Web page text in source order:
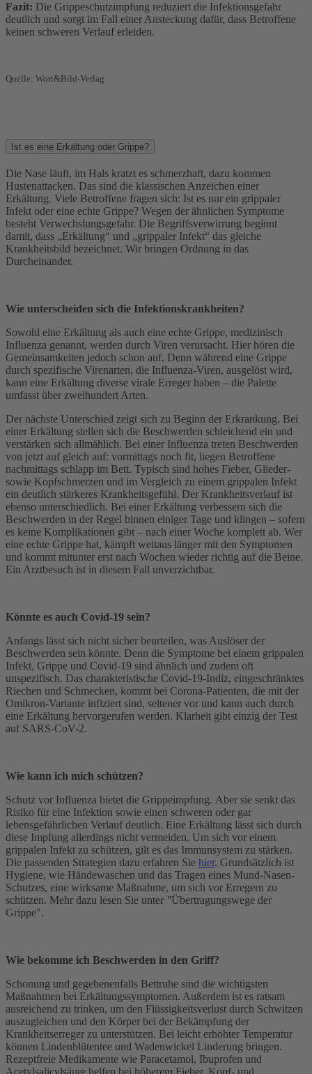
Fazit: Die Grippeschutzimpfung reduziert die Infektionsgefahr
deutlich und sorgt im Fall einer Ansteckung dafür, dass Betroffene
keinen schweren Verlauf erleiden.
Quelle: Wort&Bild-Verlag
Ist es eine Erkältung oder Grippe?
Die Nase läuft, im Hals kratzt es schmerzhaft, dazu kommen
Hustenattacken. Das sind die klassischen Anzeichen einer
Erkältung. Viele Betroffene fragen sich: Ist es nur ein grippaler
Infekt oder eine echte Grippe? Wegen der ähnlichen Symptome
besteht Verwechslungsgefahr. Die Begriffsverwirrung beginnt
damit, dass „Erkältung“ und „grippaler Infekt“ das gleiche
Krankheitsbild bezeichnet. Wir bringen Ordnung in das
Durcheinander.
Wie unterscheiden sich die Infektionskrankheiten?
Sowohl eine Erkältung als auch eine echte Grippe, medizinisch
Influenza genannt, werden durch Viren verursacht. Hier hören die
Gemeinsamkeiten jedoch schon auf. Denn während eine Grippe
durch spezifische Virenarten, die Influenza-Viren, ausgelöst wird,
kann eine Erkältung diverse virale Erreger haben – die Palette
umfasst über zweihundert Arten.
Der nächste Unterschied zeigt sich zu Beginn der Erkrankung. Bei
einer Erkältung stellen sich die Beschwerden schleichend ein und
verstärken sich allmählich. Bei einer Influenza treten Beschwerden
von jetzt auf gleich auf: vormittags noch fit, liegen Betroffene
nachmittags schlapp im Bett. Typisch sind hohes Fieber, Glieder-
sowie Kopfschmerzen und im Vergleich zu einem grippalen Infekt
ein deutlich stärkeres Krankheitsgefühl. Der Krankheitsverlauf ist
ebenso unterschiedlich. Bei einer Erkältung verbessern sich die
Beschwerden in der Regel binnen einiger Tage und klingen – sofern
es keine Komplikationen gibt – nach einer Woche komplett ab. Wer
eine echte Grippe hat, kämpft weitaus länger mit den Symptomen
und kommt mitunter erst nach Wochen wieder richtig auf die Beine.
Ein Arztbesuch ist in diesem Fall unverzichtbar.
Könnte es auch Covid-19 sein?
Anfangs lässt sich nicht sicher beurteilen, was Auslöser der
Beschwerden sein könnte. Denn die Symptome bei einem grippalen
Infekt, Grippe und Covid-19 sind ähnlich und zudem oft
unspezifisch. Das charakteristische Covid-19-Indiz, eingeschränktes
Riechen und Schmecken, kommt bei Corona-Patienten, die mit der
Omikron-Variante infiziert sind, seltener vor und kann auch durch
eine Erkältung hervorgerufen werden. Klarheit gibt einzig der Test
auf SARS-CoV-2.
Wie kann ich mich schützen?
Schutz vor Influenza bietet die Grippeimpfung. Aber sie senkt das
Risiko für eine Infektion sowie einen schweren oder gar
lebensgefährlichen Verlauf deutlich. Eine Erkältung lässt sich durch
diese Impfung allerdings nicht vermeiden. Um sich vor einem
grippalen Infekt zu schützen, gilt es das Immunsystem zu stärken.
Die passenden Strategien dazu erfahren Sie hier. Grundsätzlich ist
Hygiene, wie Händewaschen und das Tragen eines Mund-Nasen-
Schutzes, eine wirksame Maßnahme, um sich vor Erregern zu
schützen. Mehr dazu lesen Sie unter "Übertragungswege der
Grippe".
Wie bekomme ich Beschwerden in den Griff?
Schonung und gegebenenfalls Bettruhe sind die wichtigsten
Maßnahmen bei Erkältungssymptomen. Außerdem ist es ratsam
ausreichend zu trinken, um den Flüssigkeitsverlust durch Schwitzen
auszugleichen und den Körper bei der Bekämpfung der
Krankheitserreger zu unterstützen. Bei leicht erhöhter Temperatur
können Lindenblütentee und Wadenwickel Linderung bringen.
Rezeptfreie Medikamente wie Paracetamol, Ibuprofen und
Acetylsalicylsäure helfen bei höherem Fieber, Kopf- und